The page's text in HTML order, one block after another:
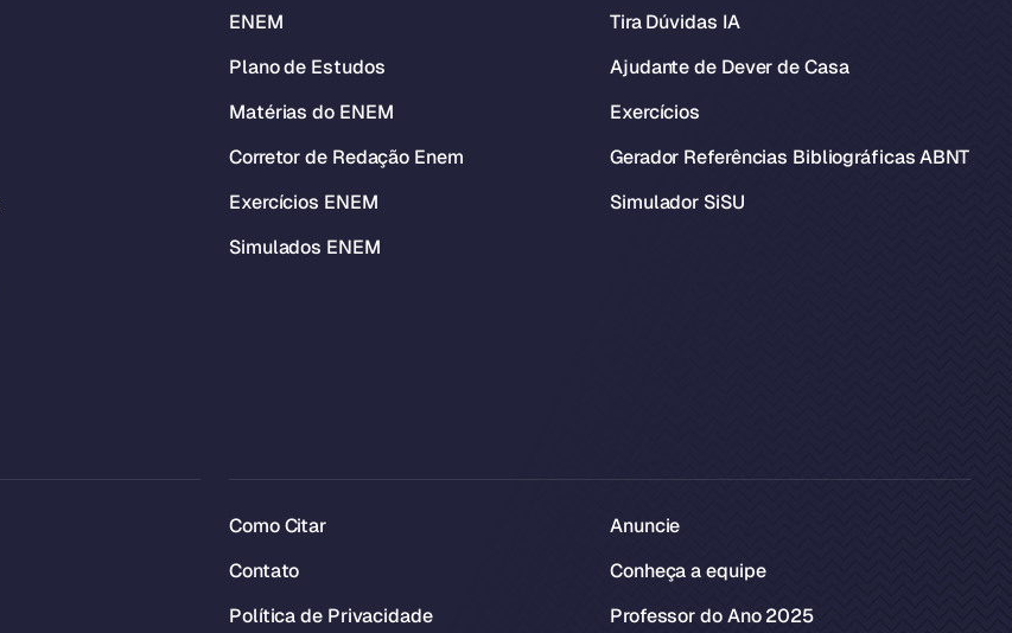
ENEM
Plano de Estudos
Matérias do ENEM
Corretor de Redação Enem
Exercícios ENEM
Simulados ENEM
Tira Dúvidas IA
Ajudante de Dever de Casa
Exercícios
Gerador Referências Bibliográficas ABNT
Simulador SiSU
Como Citar
Contato
Política de Privacidade
Anuncie
Conheça a equipe
Professor do Ano 2025